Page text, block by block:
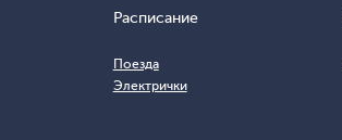
Расписание
Поезда
Электрички